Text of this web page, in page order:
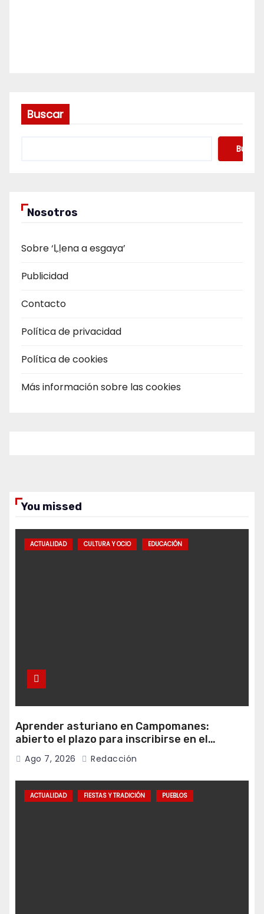
Buscar
Buscar
Nosotros
Sobre ‘Ḷḷena a esgaya’
Publicidad
Contacto
Política de privacidad
Política de cookies
Más información sobre las cookies
You missed
ACTUALIDAD CULTURA Y OCIO EDUCACIÓN
Aprender asturiano en Campomanes:
abierto el plazo para inscribirse en el
programa Falamos
Ago 7, 2026 Redacción
ACTUALIDAD FIESTAS Y TRADICIÓN PUEBLOS